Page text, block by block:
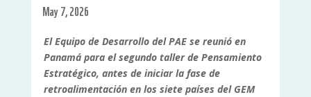
May 7, 2026
El Equipo de Desarrollo del PAE se reunió en
Panamá para el segundo taller de Pensamiento
Estratégico, antes de iniciar la fase de
retroalimentación en los siete países del GEM